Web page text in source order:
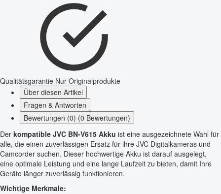
Qualitätsgarantie Nur Originalprodukte
Über diesen Artikel
Fragen & Antworten
Bewertungen (0) (0 Bewertungen)
Der kompatible JVC BN-V615 Akku ist eine ausgezeichnete Wahl für
alle, die einen zuverlässigen Ersatz für ihre JVC Digitalkameras und
Camcorder suchen. Dieser hochwertige Akku ist darauf ausgelegt,
eine optimale Leistung und eine lange Laufzeit zu bieten, damit Ihre
Geräte länger zuverlässig funktionieren.
Wichtige Merkmale: